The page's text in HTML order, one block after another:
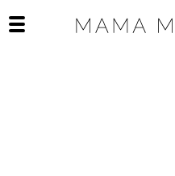
Open het mobiele menu